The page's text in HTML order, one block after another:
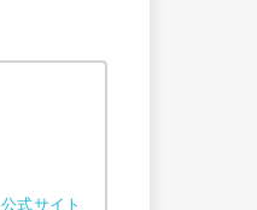
式サイト